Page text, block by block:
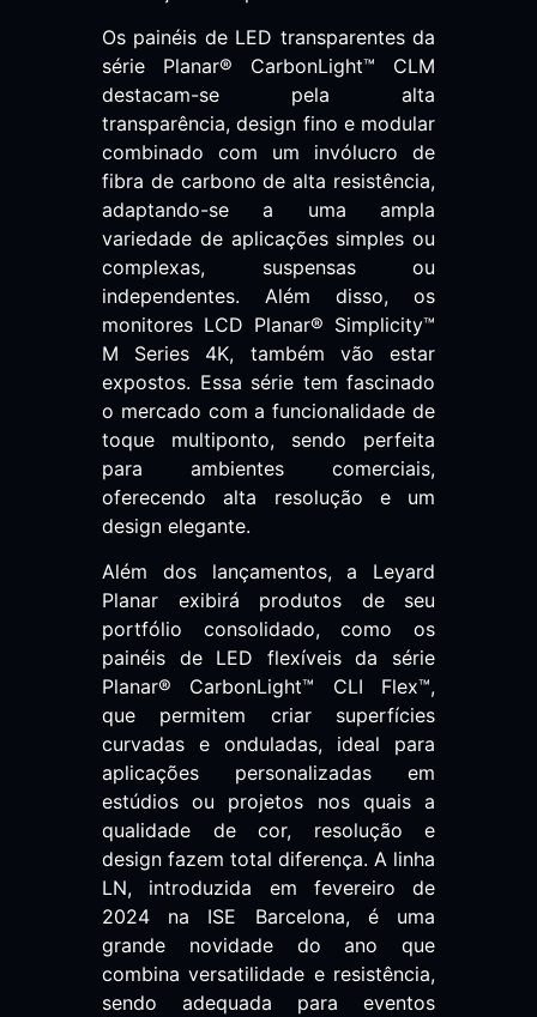
Os painéis de LED transparentes da
série Planar® CarbonLight™ CLM
destacam-se pela alta
transparência, design fino e modular
combinado com um invólucro de
fibra de carbono de alta resistência,
adaptando-se a uma ampla
variedade de aplicações simples ou
complexas, suspensas ou
independentes. Além disso, os
monitores LCD Planar® Simplicity™
M Series 4K, também vão estar
expostos. Essa série tem fascinado
o mercado com a funcionalidade de
toque multiponto, sendo perfeita
para ambientes comerciais,
oferecendo alta resolução e um
design elegante.
Além dos lançamentos, a Leyard
Planar exibirá produtos de seu
portfólio consolidado, como os
painéis de LED flexíveis da série
Planar® CarbonLight™ CLI Flex™,
que permitem criar superfícies
curvadas e onduladas, ideal para
aplicações personalizadas em
estúdios ou projetos nos quais a
qualidade de cor, resolução e
design fazem total diferença. A linha
LN, introduzida em fevereiro de
2024 na ISE Barcelona, é uma
grande novidade do ano que
combina versatilidade e resistência,
sendo adequada para eventos